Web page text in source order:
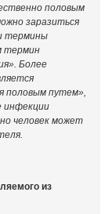
половым
заразиться
термины
термин
Более
половым путем»,
инфекции
человек может
из